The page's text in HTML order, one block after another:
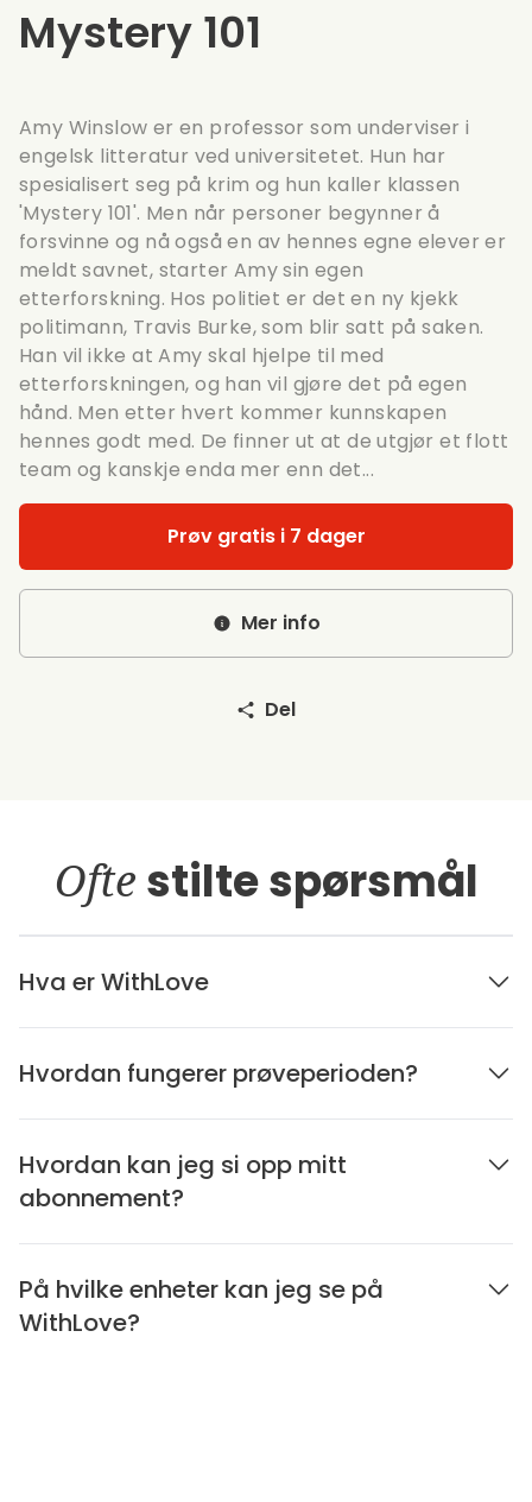
Mystery 101
Amy Winslow er en professor som underviser i
engelsk litteratur ved universitetet. Hun har
spesialisert seg på krim og hun kaller klassen
'Mystery 101'. Men når personer begynner å
forsvinne og nå også en av hennes egne elever er
meldt savnet, starter Amy sin egen
etterforskning. Hos politiet er det en ny kjekk
politimann, Travis Burke, som blir satt på saken.
Han vil ikke at Amy skal hjelpe til med
etterforskningen, og han vil gjøre det på egen
hånd. Men etter hvert kommer kunnskapen
hennes godt med. De finner ut at de utgjør et flott
team og kanskje enda mer enn det...
Prøv gratis i 7 dager
Mer info
Del
Ofte stilte spørsmål
Hva er WithLove
Hvordan fungerer prøveperioden?
Hvordan kan jeg si opp mitt
abonnement?
På hvilke enheter kan jeg se på
WithLove?